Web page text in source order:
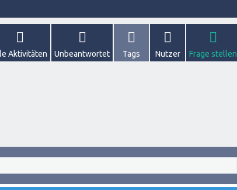
Aktivitäten Unbeantwortet Tags Nutzer Frage stellen